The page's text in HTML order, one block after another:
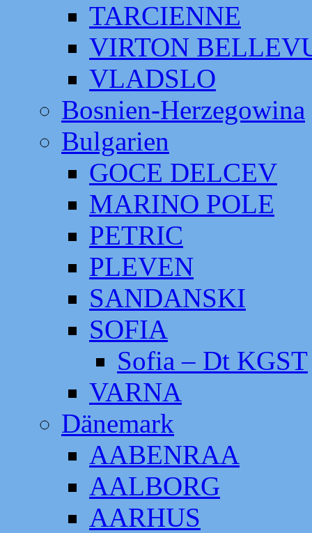
TARCIENNE
VIRTON
VLADSLO
Bosnien-Herzegowina
Bulgarien
GOCE DELCEV
MARINO POLE
PETRIC
PLEVEN
SANDANSKI
SOFIA
Sofia – Dt KGST
VARNA
Dänemark
AABENRAA
AALBORG
AARHUS